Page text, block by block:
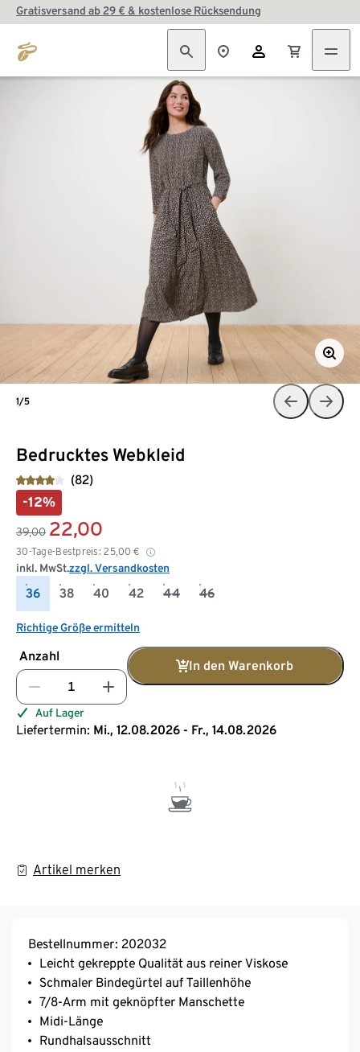
Gratisversand ab 29 € & kostenlose Rücksendung
Bedrucktes Webkleid
(82)
-12%
39,00 22,00
30-Tage-Bestpreis: 25,00 €
inkl. MwSt.zzgl. Versandkosten
36 38 40 42 44 46
Richtige Größe ermitteln
Anzahl
In den Warenkorb
Auf Lager
Liefertermin: Mi., 12.08.2026 - Fr., 14.08.2026
Artikel merken
1/5
Bestellnummer: 202032
Leicht gekreppte Qualität aus reiner Viskose
Schmaler Bindegürtel auf Taillenhöhe
7/8-Arm mit geknöpfter Manschette
Midi-Länge
Rundhalsausschnitt